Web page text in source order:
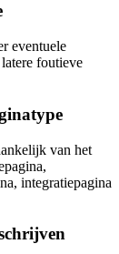
eventuele
foutieve
van het
integratiepagina